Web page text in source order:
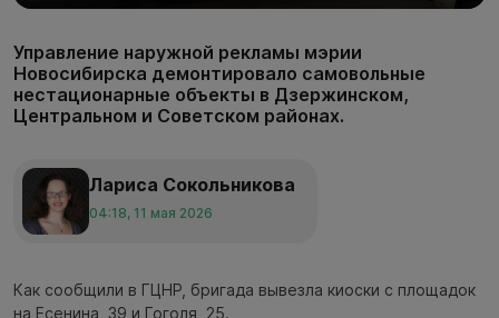
Управление наружной рекламы мэрии
Новосибирска демонтировало самовольные
нестационарные объекты в Дзержинском,
Центральном и Советском районах.
Лариса Сокольникова
04:18, 11 мая 2026
Как сообщили в ГЦНР, бригада вывезла киоски с площадок
на Есенина, 39 и Гоголя, 25.